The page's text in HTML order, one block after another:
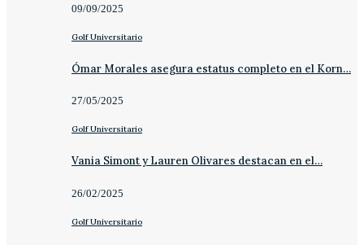
09/09/2025
Golf Universitario
Ómar Morales asegura estatus completo en el Korn…
27/05/2025
Golf Universitario
Vania Simont y Lauren Olivares destacan en el…
26/02/2025
Golf Universitario